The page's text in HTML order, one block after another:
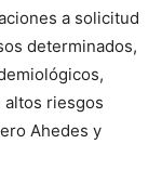
a solicitud
determinados,
altos riesgos
Ahedes y